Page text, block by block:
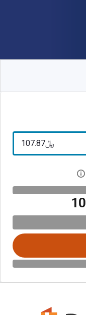
﷼‎107.87
افتح مربع حوار